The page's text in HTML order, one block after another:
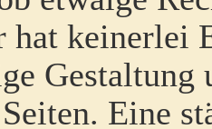
hat keinerlei
Gestaltung
Eine